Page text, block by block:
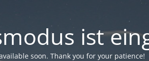
ist
soon. Thank you for your patience!